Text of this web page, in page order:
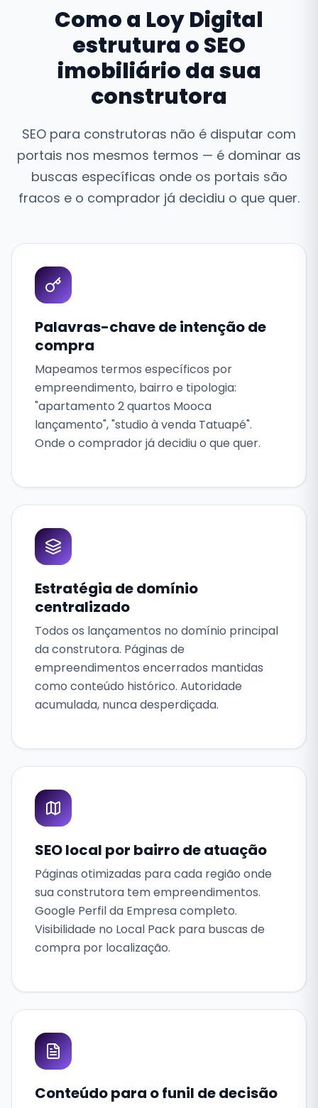
Como a Loy Digital
estrutura o SEO
imobiliário da sua
construtora
SEO para construtoras não é disputar com
portais nos mesmos termos — é dominar as
buscas específicas onde os portais são
fracos e o comprador já decidiu o que quer.
Palavras-chave de intenção de
compra
Mapeamos termos específicos por
empreendimento, bairro e tipologia:
"apartamento 2 quartos Mooca
lançamento", "studio à venda Tatuapé".
Onde o comprador já decidiu o que quer.
Estratégia de domínio
centralizado
Todos os lançamentos no domínio principal
da construtora. Páginas de
empreendimentos encerrados mantidas
como conteúdo histórico. Autoridade
acumulada, nunca desperdiçada.
SEO local por bairro de atuação
Páginas otimizadas para cada região onde
sua construtora tem empreendimentos.
Google Perfil da Empresa completo.
Visibilidade no Local Pack para buscas de
compra por localização.
Conteúdo para o funil de decisão